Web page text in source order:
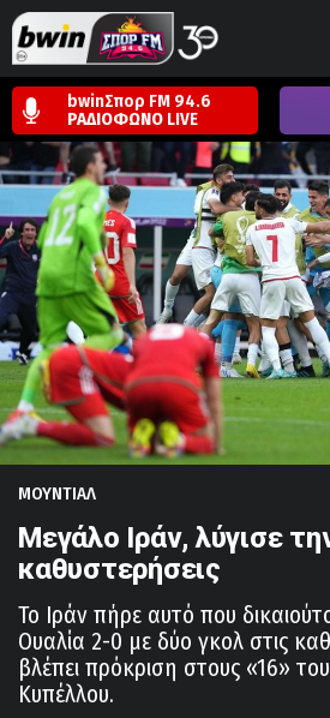
bwinΣπορ FM 94.6
ΡΑΔΙΟΦΩΝΟ LIVE
ΜΟΥΝΤΙΑΛ
Μεγάλο Ιράν, λύγισε
καθυστερήσεις
Το Ιράν πήρε αυτό που
Ουαλία 2-0 με δύο γκολ στις
βλέπει πρόκριση στους «16»
Κυπέλλου.